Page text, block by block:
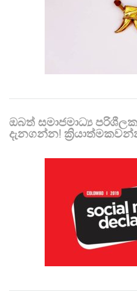
ඔබත් සමාජමාධ්‍ය
දැනගන්න!